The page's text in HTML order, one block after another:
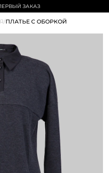
ЗАКАЗ
/ПЛАТЬЕ С ОБОРКОЙ